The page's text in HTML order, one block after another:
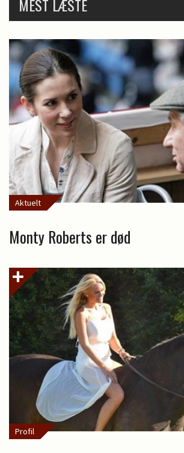
MEST LÆSTE
Aktuelt
Monty Roberts er død
Profil